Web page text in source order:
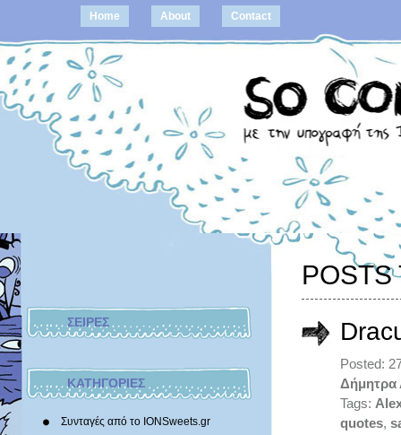
Home About Contact
ΣΕΙΡΕΣ
ΚΑΤΗΓΟΡΙΕΣ
Συνταγές από το IONSweets.gr
Posted:
Δήμητρα
Tags:
quotes,